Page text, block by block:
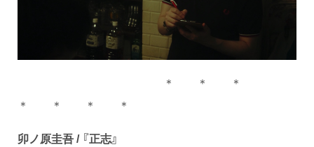
＊ ＊ ＊
＊ ＊ ＊ ＊
卯ノ原圭吾 / 『正志』